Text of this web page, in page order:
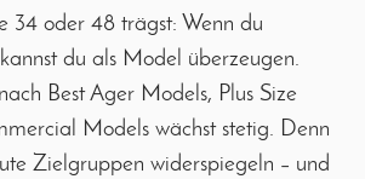
34 oder 48 trägst: Wenn du
du als Model überzeugen.
Best Ager Models, Plus Size
Models wächst stetig. Denn
Zielgruppen widerspiegeln – und